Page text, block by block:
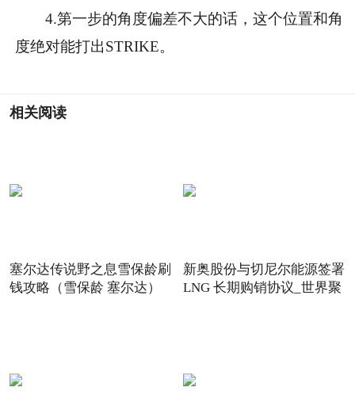
4.第一步的角度偏差不大的话，这个位置和角
度绝对能打出STRIKE。
相关阅读
塞尔达传说野之息雪保龄刷
钱攻略（雪保龄 塞尔达）
新奥股份与切尼尔能源签署
LNG 长期购销协议_世界聚